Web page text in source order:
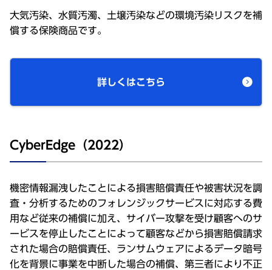
大気汚染、水質汚濁、土壌汚染などの環境汚染リスクを補
償する保険商品です。
詳しくはこちら
CyberEdge（2022）
機密情報漏洩したことによる損害賠償責任や被害状況を調
査・分析するためのフォレンジックサービスに対応する費
用など従来の補償に加え、サイバー攻撃を受け顧客へのサ
ービスを停止したことによって顧客などから損害賠償請求
された場合の賠償責任、ランサムウェアによるデータ暗号
化を背景に事業を中断した場合の補償、第三者により不正